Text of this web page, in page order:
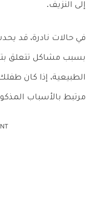
إلى النزيف.
في حالات نادرة، قد
بسبب مشاكل تتعلق
الطبيعية، إذا كان
مرتبط بالأسباب